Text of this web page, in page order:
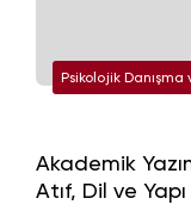
Psikolojik
Akademik
Atıf, Dil ve Yapı